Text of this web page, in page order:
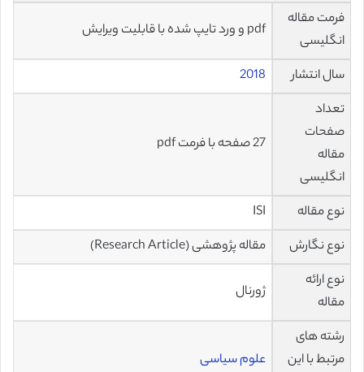
فرمت مقاله
انگلیسی
pdf و ورد تایپ شده با قابلیت ویرایش
سال انتشار
2018
تعداد
صفحات
مقاله
انگلیسی
27 صفحه با فرمت pdf
نوع مقاله
ISI
نوع نگارش
مقاله پژوهشی (Research Article)
نوع ارائه
مقاله
ژورنال
رشته های
مرتبط با این
علوم سیاسی